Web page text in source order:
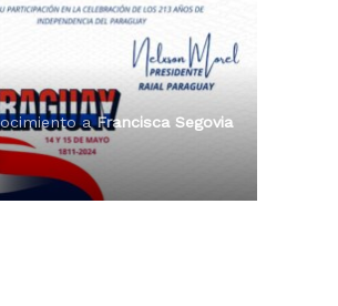
Dama de Oro 2024
aFrancisca Segovia
a Francisca Segovia
aRadio Tribuna
Premio Orgullo Paraguayo
Francisca Segovia